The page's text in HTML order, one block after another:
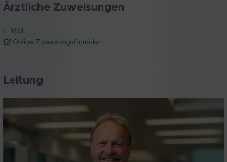
Ärztliche Zuweisungen
E-Mail
Online Zuweisungsformular
Leitung